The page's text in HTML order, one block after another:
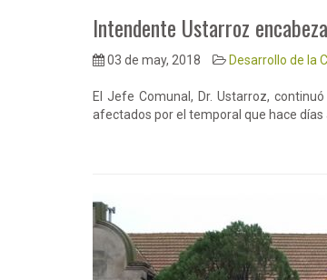
Intendente Ustarroz
03 de may, 2018 Desarrollo de la
El Jefe Comunal, Dr. Ustarroz,
afectados por el temporal que hace días